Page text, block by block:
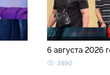
6 августа 2026
3890